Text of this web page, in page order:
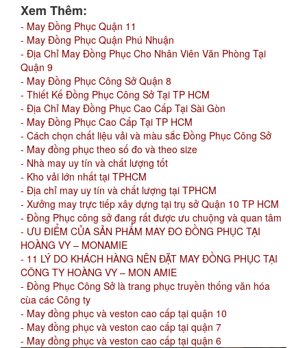
Xem Thêm:
- May Đồng Phục Quận 11
- May Đồng Phục Quận Phú Nhuận
- Địa Chỉ May Đồng Phục Cho Nhân Viên Văn Phòng Tại
Quận 9
- May Đồng Phục Công Sở Quận 8
- Thiết Kế Đồng Phục Công Sở Tại TP HCM
- Địa Chỉ May Đồng Phục Cao Cấp Tại Sài Gòn
- May Đồng Phục Cao Cấp Tại TP HCM
- Cách chọn chất liệu vải và màu sắc Đồng Phục Công Sở
- May đồng phục theo số đo và theo size
- Nhà may uy tín và chất lượng tốt
- Kho vải lớn nhất tại TPHCM
- Địa chỉ may uy tín và chất lượng tại TPHCM
- Xưởng may trực tiếp xây dựng tại trụ sở Quận 10 TP HCM
- Đồng Phục công sở đang rất được ưu chuộng và quan tâm
- ƯU ĐIỂM CỦA SẢN PHẨM MAY ĐO ĐỒNG PHỤC TẠI
HOÀNG VY – MONAMIE
- 11 LÝ DO KHÁCH HÀNG NÊN ĐẶT MAY ĐỒNG PHỤC TẠI
CÔNG TY HOÀNG VY – MON AMIE
- Đồng Phục Công Sở là trang phục truyền thống văn hóa
cùa các Công ty
- May đồng phục và veston cao cấp tại quận 10
- May đồng phục và veston cao cấp tại quận 7
- May đồng phục và veston cao cấp tại quận 6